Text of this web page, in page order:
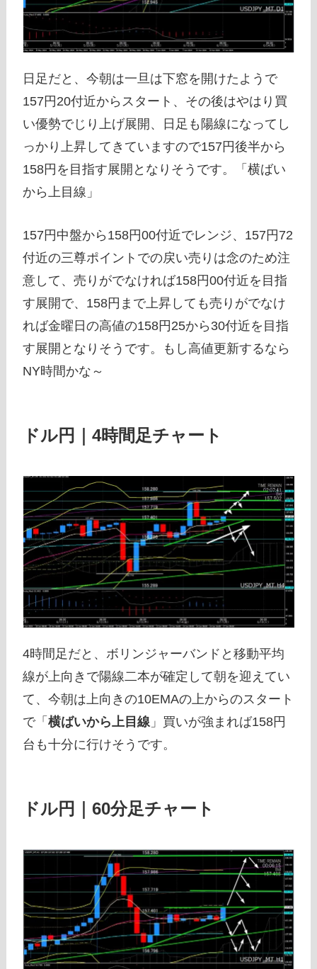
日足だと、今朝は一旦は下窓を開けたようで
157円20付近からスタート、その後はやはり買
い優勢でじり上げ展開、日足も陽線になってし
っかり上昇してきていますので157円後半から
158円を目指す展開となりそうです。「横ばい
から上目線」
157円中盤から158円00付近でレンジ、157円72
付近の三尊ポイントでの戻い売りは念のため注
意して、売りがでなければ158円00付近を目指
す展開で、158円まで上昇しても売りがでなけ
れば金曜日の高値の158円25から30付近を目指
す展開となりそうです。もし高値更新するなら
NY時間かな～
ドル円｜4時間足チャート
4時間足だと、ボリンジャーバンドと移動平均
線が上向きで陽線二本が確定して朝を迎えてい
て、今朝は上向きの10EMAの上からのスタート
で「横ばいから上目線 」買いが強まれば158円
台も十分に行けそうです。
ドル円｜60分足チャート